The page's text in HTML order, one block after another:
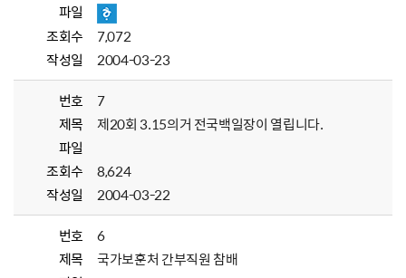
파일
조회수
7,072
작성일
2004-03-23
번호
7
제목
제20회 3.15의거 전국백일장이 열립니다.
파일
조회수
8,624
작성일
2004-03-22
번호
6
제목
국가보훈처 간부직원 참배